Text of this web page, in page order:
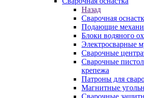
Назад
Сварочная
Подающие
Блоки водяного
Электросварные
Сварочные
Сварочные
крепежа
Патроны для
Магнитные
Сварочные